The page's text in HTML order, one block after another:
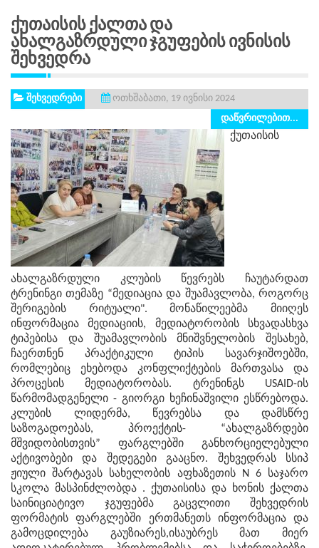
Ქუთაისის Ქალთა Და
Ახალგაზრდული Ჯგუფების Ივნისის
Შეხვედრა
შეხვედრები
ოთხშაბათი, 19 ივნისი 2024
დაწვრილებით...
ქუთაისის
ახალგაზრდული კლუბის წევრებს ჩაუტარდათ
ტრენინგი თემაზე “მედიაცია და შუამავლობა, როგორც
შერიგების რიტუალი". მონაწილეებმა მიიღეს
ინფორმაცია მედიაციის, მედიატორობის სხვადასხვა
ტიპებისა და შუამავლობის მნიშვნელობის შესახებ,
ჩაერთნენ პრაქტიკული ტიპის სავარჯიშოებში,
რომლებიც ეხებოდა კონფლიქტების მართვასა და
პროცესის მედიატორობას. ტრენინგს USAID-ის
წარმომადგენელი - გიორგი ხეჩინაშვილი ესწრებოდა.
კლუბის ლიდერმა, წევრებსა და დამსწრე
საზოგადოებას, პროექტის- “ახალგაზრდები
მშვიდობისთვის” ფარგლებში განხორციელებული
აქტივობები და შედეგები გააცნო. შეხვედრას სსიპ
ჟიული შარტავას სახელობის აფხაზეთის N 6 საჯარო
სკოლა მასპინძლობდა . ქუთაისისა და ხონის ქალთა
საინიციატივო ჯგუფებმა გაცვლითი შეხვედრის
ფორმატის ფარგლებში ერთმანეთს ინფორმაცია და
გამოცდილება გაუზიარეს,ისაუბრეს მათ მიერ